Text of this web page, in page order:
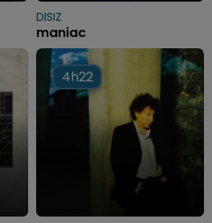
DISIZ
maniac
4h22
4h22